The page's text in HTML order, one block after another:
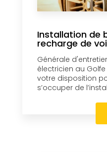
Installation de
recharge de
Générale
électricien au
votre disposition
s’occuper de